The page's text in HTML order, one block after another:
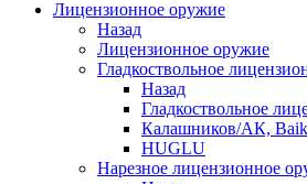
Лицензионное оружие
Назад
Лицензионное оружие
Гладкоствольное
Назад
Гладкоствольное
Калашников/АК,
HUGLU
Нарезное лицензионное